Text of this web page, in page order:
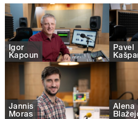
Igor
Kapoun
Pavel
Jannis
Moras
Alena